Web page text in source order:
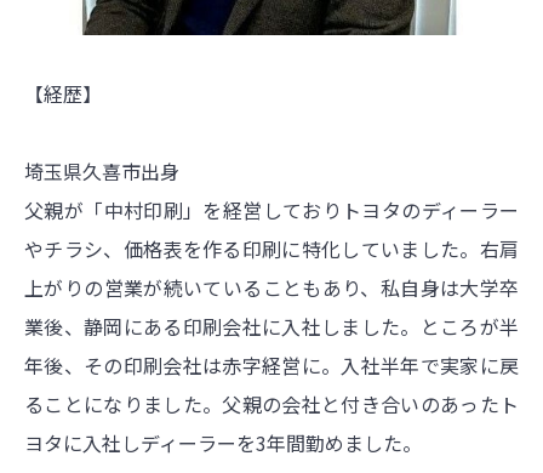
【経歴】
埼玉県久喜市出身
父親が「中村印刷」を経営しておりトヨタのディーラー
やチラシ、価格表を作る印刷に特化していました。右肩
上がりの営業が続いていることもあり、私自身は大学卒
業後、静岡にある印刷会社に入社しました。ところが半
年後、その印刷会社は赤字経営に。入社半年で実家に戻
ることになりました。父親の会社と付き合いのあったト
ヨタに入社しディーラーを3年間勤めました。